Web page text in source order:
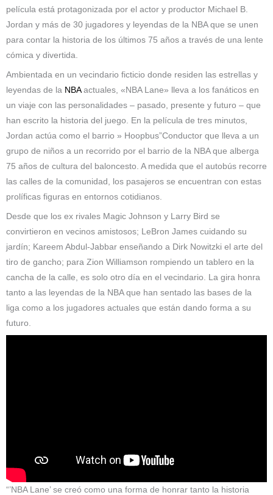
película está protagonizada por el actor y productor Michael B.
Jordan y más de 30 jugadores y leyendas de la NBA que se unen
para contar la historia de los últimos 75 años a través de una lente
cómica y divertida.
Ambientada en un vecindario ficticio donde residen las estrellas y
leyendas de la NBAactuales, «NBA Lane» lleva a los fanáticos en
un viaje con las personalidades – pasado, presente y futuro – que
han escrito la historia del juego. En la película de tres minutos,
Jordan actúa como el barrio » Hoopbus”Conductor que lleva a un
grupo de niños a un recorrido por el barrio de la NBA que alberga
75 años de cultura del baloncesto. A medida que el autobús recorre
las calles de la comunidad, los pasajeros se encuentran con estas
prolíficas figuras en entornos cotidianos.
Desde que los ex rivales Magic Johnson y Larry Bird se
convirtieron en vecinos amistosos; LeBron James cuidando su
jardín; Kareem Abdul-Jabbar enseñando a Dirk Nowitzki el arte del
tiro de gancho; para Zion Williamson rompiendo un tablero en la
cancha de la calle, es solo otro día en el vecindario. La gira honra
tanto a las leyendas de la NBA que han sentado las bases de la
liga como a los jugadores actuales que están dando forma a su
futuro.
“’NBA Lane’ se creó como una forma de honrar tanto la historia